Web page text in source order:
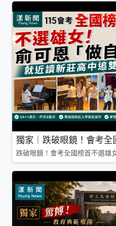
獨家｜跌破眼鏡！會考
跌破眼鏡！會考全國榜首不選